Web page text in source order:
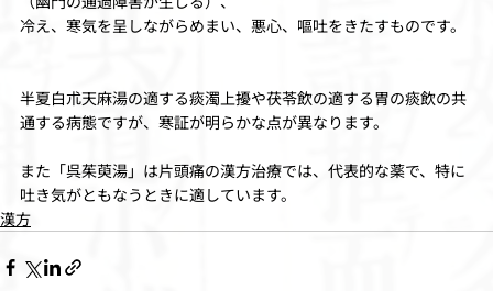
冷え、寒気を呈しながらめまい、悪心、嘔吐をきたすものです。
半夏白朮天麻湯の適する痰濁上擾や茯苓飲の適する胃の痰飲の共
通する病態ですが、寒証が明らかな点が異なります。
また「呉茱萸湯」は片頭痛の漢方治療では、代表的な薬で、特に
吐き気がともなうときに適しています。
漢方